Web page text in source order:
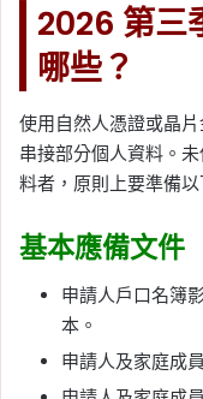
2026 第三
哪些？
使用自然人憑證或晶
串接部分個人資料。
料者，原則上要準備以
基本應備文件
申請人戶口名簿
本。
申請人及家庭成